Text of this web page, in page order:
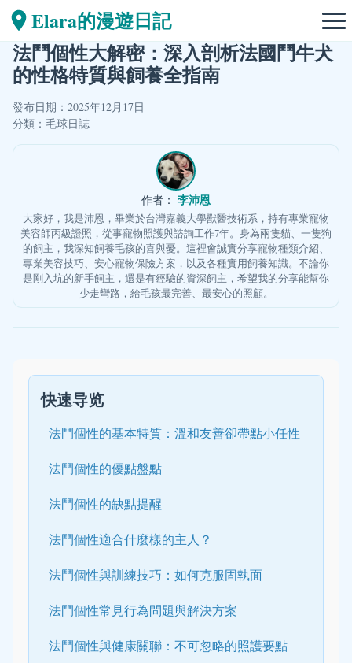
Elara的漫遊日記
法鬥個性大解密：深入剖析法國鬥牛犬
的性格特質與飼養全指南
發布日期：2025年12月17日
分類： 毛球日誌
作者： 李沛恩
大家好，我是沛恩，畢業於台灣嘉義大學獸醫技術系，持有專業寵物
美容師丙級證照，從事寵物照護與諮詢工作7年。身為兩隻貓、一隻狗
的飼主，我深知飼養毛孩的喜與憂。這裡會誠實分享寵物種類介紹、
專業美容技巧、安心寵物保險方案，以及各種實用飼養知識。不論你
是剛入坑的新手飼主，還是有經驗的資深飼主，希望我的分享能幫你
少走彎路，給毛孩最完善、最安心的照顧。
快速导览
法鬥個性的基本特質：溫和友善卻帶點小任性
法鬥個性的優點盤點
法鬥個性的缺點提醒
法鬥個性適合什麼樣的主人？
法鬥個性與訓練技巧：如何克服固執面
法鬥個性常見行為問題與解決方案
法鬥個性與健康關聯：不可忽略的照護要點